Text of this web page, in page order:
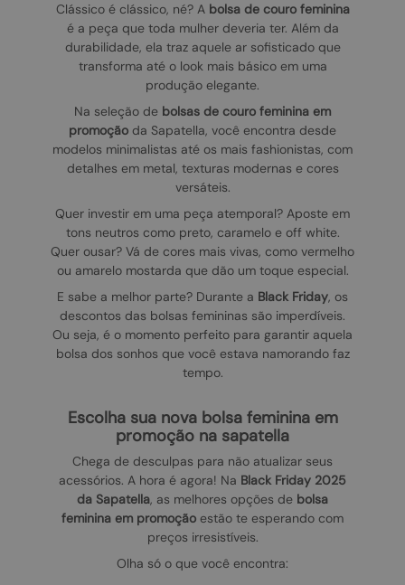
Clássico é clássico, né? A bolsa de couro feminina
é a peça que toda mulher deveria ter. Além da
durabilidade, ela traz aquele ar sofisticado que
transforma até o look mais básico em uma
produção elegante.
Na seleção de bolsas de couro feminina em
promoção da Sapatella, você encontra desde
modelos minimalistas até os mais fashionistas, com
detalhes em metal, texturas modernas e cores
versáteis.
Quer investir em uma peça atemporal? Aposte em
tons neutros como preto, caramelo e off white.
Quer ousar? Vá de cores mais vivas, como vermelho
ou amarelo mostarda que dão um toque especial.
E sabe a melhor parte? Durante a Black Friday, os
descontos das bolsas femininas são imperdíveis.
Ou seja, é o momento perfeito para garantir aquela
bolsa dos sonhos que você estava namorando faz
tempo.
escolha sua nova bolsa feminina em
promoção na sapatella
Chega de desculpas para não atualizar seus
acessórios. A hora é agora! Na Black Friday 2025
da Sapatella, as melhores opções de bolsa
feminina em promoção estão te esperando com
preços irresistíveis.
Olha só o que você encontra: